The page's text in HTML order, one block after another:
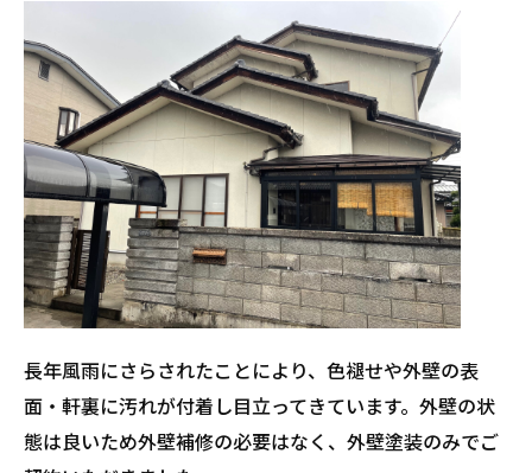
長年風雨にさらされたことにより、色褪せや外壁の表
面・軒裏に汚れが付着し目立ってきています。外壁の状
態は良いため外壁補修の必要はなく、外壁塗装のみでご